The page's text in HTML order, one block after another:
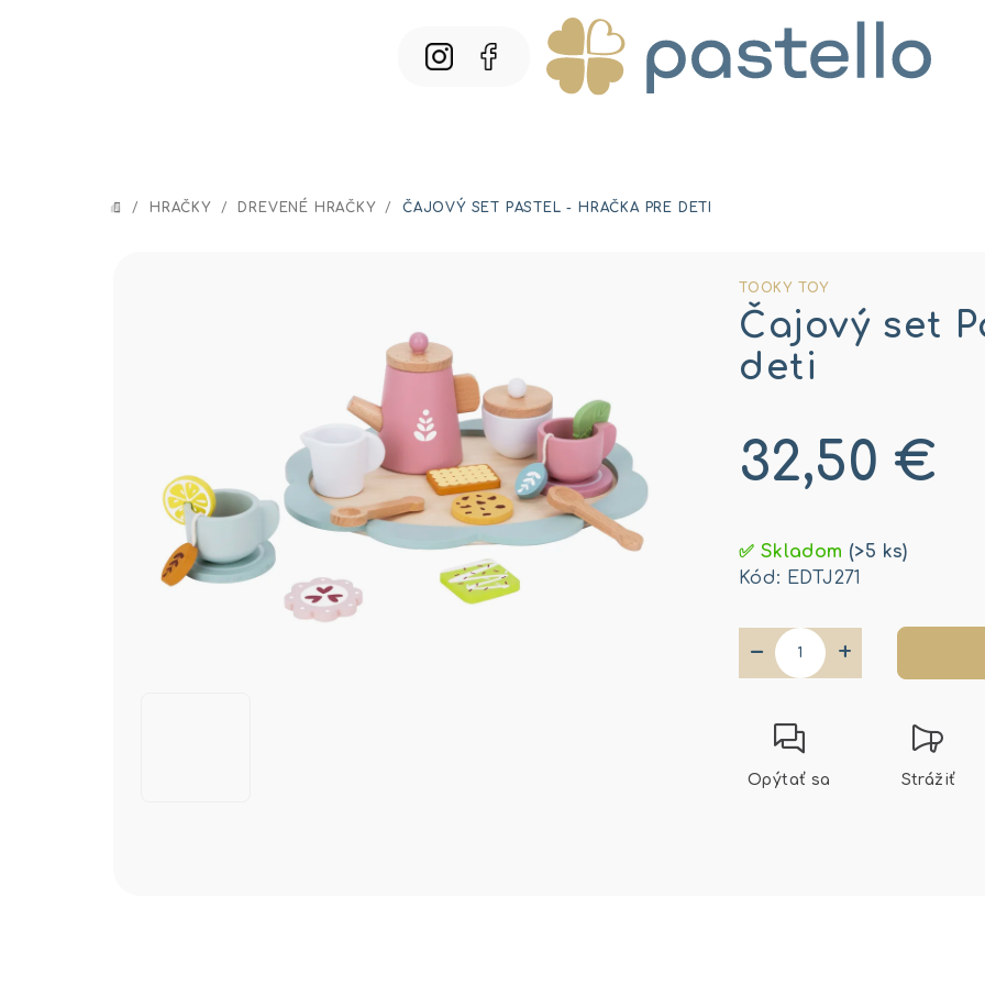
DOMOV
/ HRAČKY / DREVENÉ HRAČKY / ČAJOVÝ SET PASTEL - HRAČKA PRE DETI
TOOKY TOY
Čajový set
deti
32,50 €
cena:
✅ Skladom (>5 ks)
Kód: EDTJ271
+
−
Opýtať sa Strážiť